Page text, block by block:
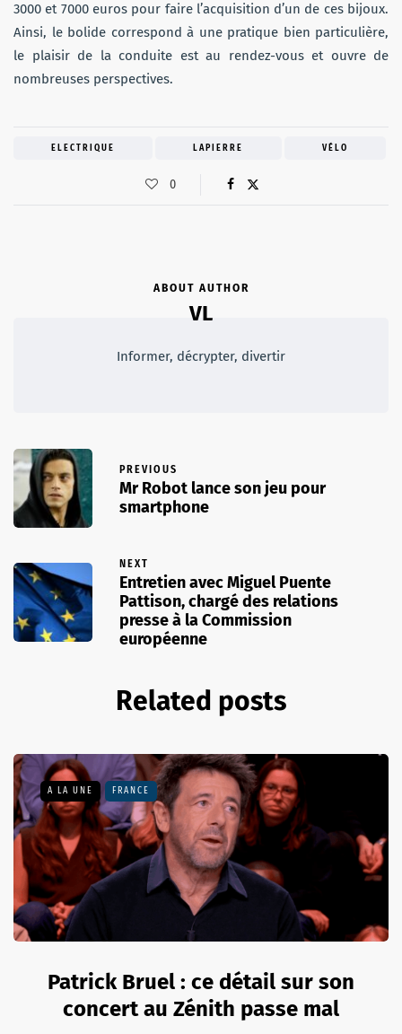
3000 et 7000 euros pour faire l’acquisition d’un de ces bijoux.
Ainsi, le bolide correspond à une pratique bien particulière,
le plaisir de la conduite est au rendez-vous et ouvre de
nombreuses perspectives.
ELECTRIQUE LAPIERRE VÉLO
0
ABOUT AUTHOR
VL
Informer, décrypter, divertir
PREVIOUS
Mr Robot lance son jeu pour
smartphone
NEXT
Entretien avec Miguel Puente
Pattison, chargé des relations
presse à la Commission
européenne
Related posts
A LA UNE FRANCE
Patrick Bruel : ce détail sur son
concert au Zénith passe mal